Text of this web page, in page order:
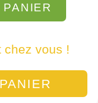
chez vous !